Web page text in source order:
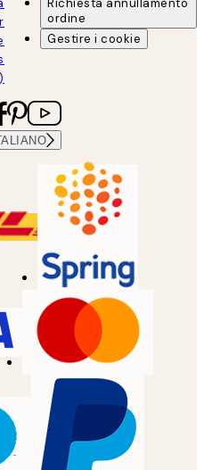
Richiesta annullamento
ordine
Gestire i cookie